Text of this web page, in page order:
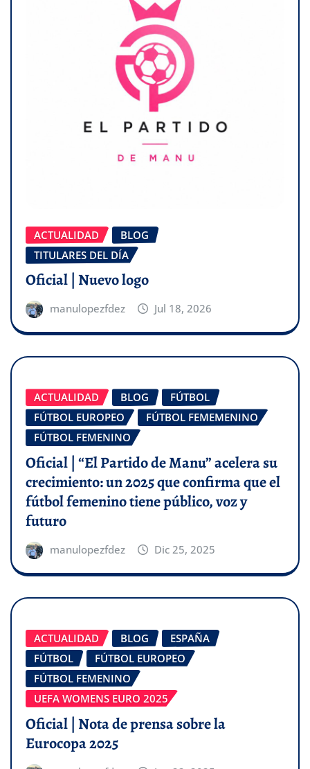
ACTUALIDAD
BLOG
TITULARES DEL DÍA
Oficial | Nuevo logo
manulopezfdez Jul 18, 2026
ACTUALIDAD BLOG
FÚTBOL
FÚTBOL EUROPEO
FÚTBOL FEMEMENINO
FÚTBOL FEMENINO
Oficial | “El Partido de Manu” acelera su
crecimiento: un 2025 que confirma que el
fútbol femenino tiene público, voz y
futuro
manulopezfdez Dic 25, 2025
ACTUALIDAD BLOG
ESPAÑA
FÚTBOL
FÚTBOL EUROPEO
FÚTBOL FEMENINO
UEFA WOMENS EURO 2025
Oficial | Nota de prensa sobre la
Eurocopa 2025